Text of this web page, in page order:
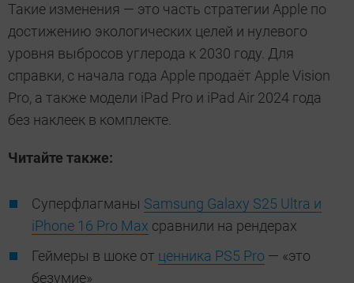
Такие изменения — это часть стратегии Apple по
достижению экологических целей и нулевого
уровня выбросов углерода к 2030 году. Для
справки, с начала года Apple продаёт Apple Vision
Pro, а также модели iPad Pro и iPad Air 2024 года
без наклеек в комплекте.
Читайте также:
Суперфлагманы Samsung Galaxy S25 Ultra и
iPhone 16 Pro Max сравнили на рендерах
Геймеры в шоке от ценника PS5 Pro — «это
безумие»